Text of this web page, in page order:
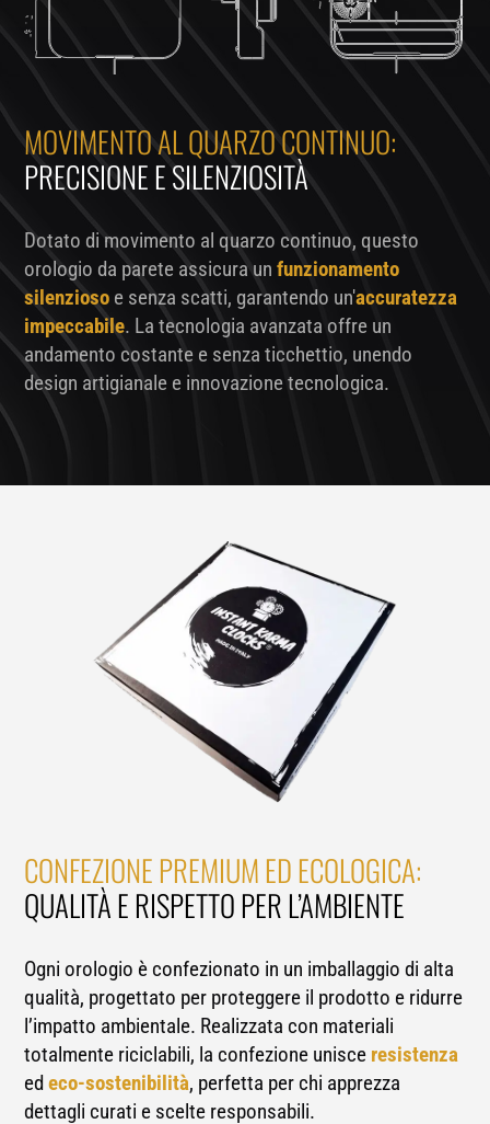
MOVIMENTO AL QUARZO CONTINUO:
PRECISIONE E SILENZIOSITÀ
Dotato di movimento al quarzo continuo, questo
orologio da parete assicura unfunzionamento
silenzioso e senza scatti, garantendo un'accuratezza
impeccabile. La tecnologia avanzata offre un
andamento costante e senza ticchettio, unendo
design artigianale e innovazione tecnologica.
CONFEZIONE PREMIUM ED ECOLOGICA:
QUALITÀ E RISPETTO PER L’AMBIENTE
Ogni orologio è confezionato in un imballaggio di alta
qualità, progettato per proteggere il prodotto e ridurre
l’impatto ambientale. Realizzata con materiali
totalmente riciclabili, la confezione unisce resistenza
edeco-sostenibilità, perfetta per chi apprezza
dettagli curati e scelte responsabili.